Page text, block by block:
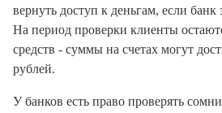
вернуть доступ к деньгам, если банк
На период проверки клиенты
средств - суммы на счетах могут
рублей.
У банков есть право проверять